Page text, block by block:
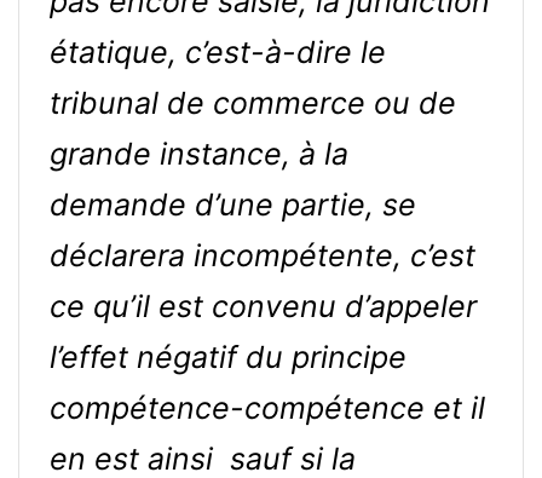
étatique, c’est-à-dire le
tribunal de commerce ou de
grande instance, à la
demande d’une partie, se
déclarera incompétente, c’est
ce qu’il est convenu d’appeler
l’effet négatif du principe
compétence-compétence et il
en est ainsi sauf si la